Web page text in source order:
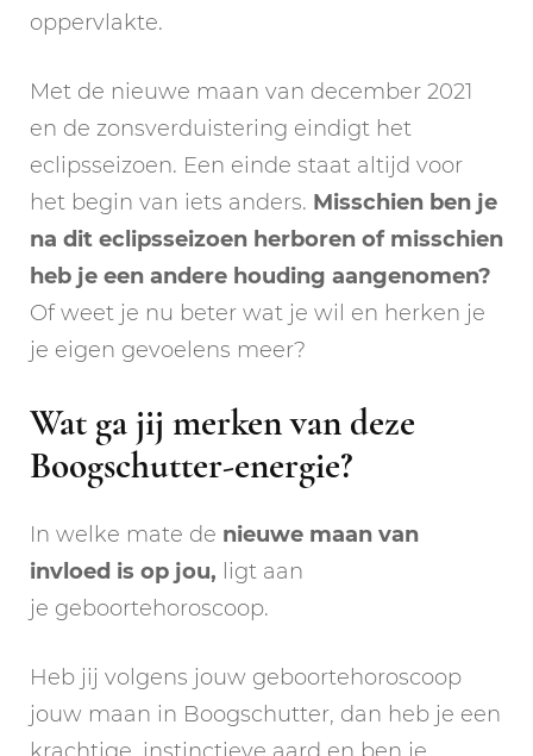
oppervlakte.
Met de nieuwe maan van december 2021
en de zonsverduistering eindigt het
eclipsseizoen. Een einde staat altijd voor
het begin van iets anders. Misschien ben je
na dit eclipsseizoen herboren of misschien
heb je een andere houding aangenomen?
Of weet je nu beter wat je wil en herken je
je eigen gevoelens meer?
Wat ga jij merken van deze
Boogschutter-energie?
In welke mate de nieuwe maan van
invloed is op jou, ligt aan
je geboortehoroscoop.
Heb jij volgens jouw geboortehoroscoop
jouw maan in Boogschutter, dan heb je een